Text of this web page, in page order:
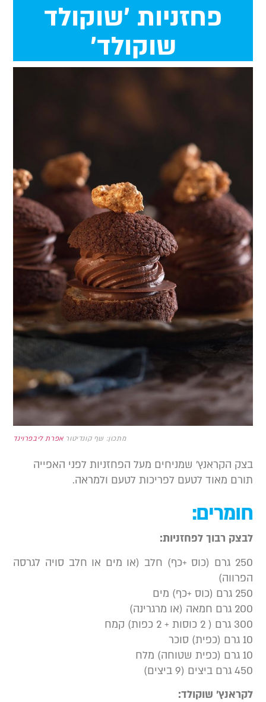
פחזניות 'שוקולד
שוקולד'
מתכון: שף קונדיטוראפרת ליבפרוינד
הקראנץ’ שמניחים מעל הפחזניות לפני האפייה
מאוד לטעם לפריכות לטעם ולמראה.
רבוך לפחזניות:
250 גרם (כוס +כף) חלב (או מים או חלב סויה לגרסה
(כוס +כף) מים
חמאה (או מרגרינה)
( 2 כוסות + 2 כפות) קמח
ביצים (9 ביצים)
שוקולד: